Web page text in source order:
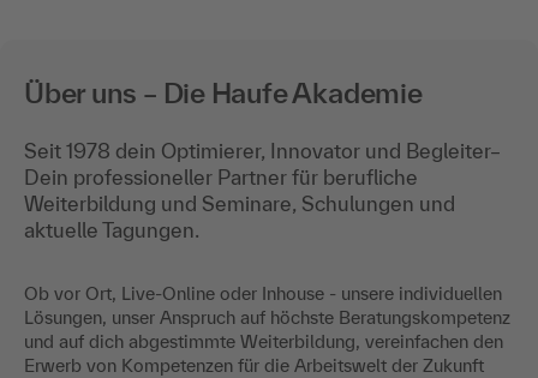
Über uns – Die Haufe Akademie
Seit 1978 dein Optimierer, Innovator und Begleiter–
Dein professioneller Partner für berufliche
Weiterbildung und Seminare, Schulungen und
aktuelle Tagungen.
Ob vor Ort, Live-Online oder Inhouse - unsere individuellen
Lösungen, unser Anspruch auf höchste Beratungskompetenz
und auf dich abgestimmte Weiterbildung, vereinfachen den
Erwerb von Kompetenzen für die Arbeitswelt der Zukunft